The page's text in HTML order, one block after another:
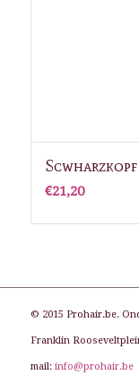
€21,20
© 2015 Prohair.be.
Franklin
mail: info@prohair.be